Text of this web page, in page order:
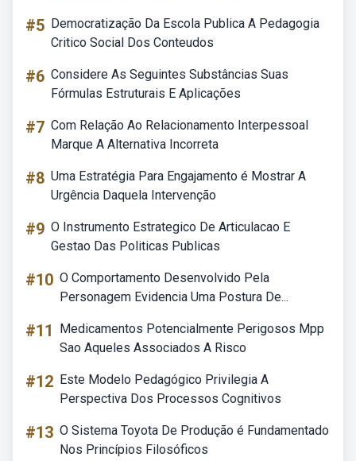
#5 Democratização Da Escola Publica A Pedagogia
Critico Social Dos Conteudos
#6 Considere As Seguintes Substâncias Suas
Fórmulas Estruturais E Aplicações
#7 Com Relação Ao Relacionamento Interpessoal
Marque A Alternativa Incorreta
#8 Uma Estratégia Para Engajamento é Mostrar A
Urgência Daquela Intervenção
#9 O Instrumento Estrategico De Articulacao E
Gestao Das Politicas Publicas
#10 O Comportamento Desenvolvido Pela
Personagem Evidencia Uma Postura De...
#11
Medicamentos Potencialmente Perigosos Mpp
Sao Aqueles Associados A Risco
#12 Este Modelo Pedagógico Privilegia A
Perspectiva Dos Processos Cognitivos
#13 O Sistema Toyota De Produção é Fundamentado
Nos Princípios Filosóficos